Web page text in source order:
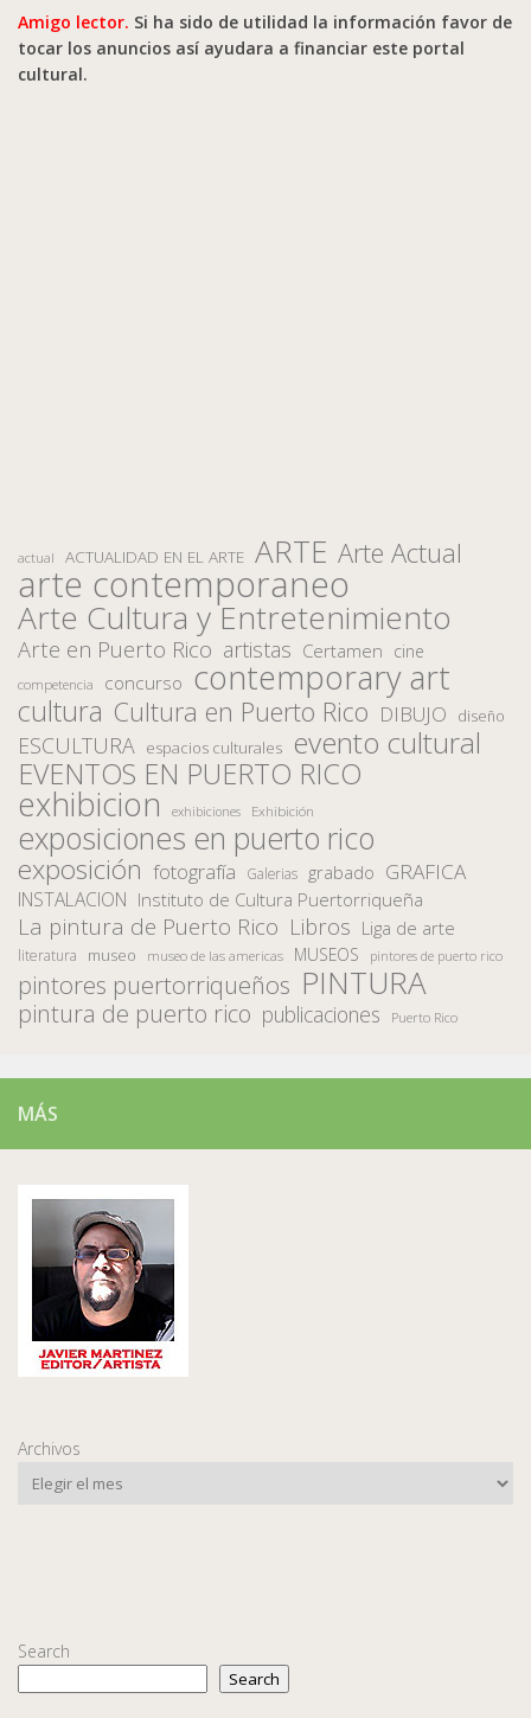
Amigo lector. Si ha sido de utilidad la información favor de
tocar los anuncios así ayudara a financiar este portal
cultural.
actual ACTUALIDAD EN EL ARTE ARTE Arte Actual
arte contemporaneo
Arte Cultura y Entretenimiento
Arte en Puerto Rico artistas Certamen cine
competencia concurso contemporary art
cultura Cultura en Puerto Rico DIBUJO diseño
ESCULTURA espacios culturales evento cultural
EVENTOS EN PUERTO RICO
exhibicion exhibiciones Exhibición
exposiciones en puerto rico
exposición fotografía Galerias grabado GRAFICA
INSTALACION Instituto de Cultura Puertorriqueña
La pintura de Puerto Rico Libros Liga de arte
literatura museo museo de las americas MUSEOS pintores de puerto rico
pintores puertorriqueños PINTURA
pintura de puerto rico publicaciones Puerto Rico
MÁS
Archivos
Search
Search